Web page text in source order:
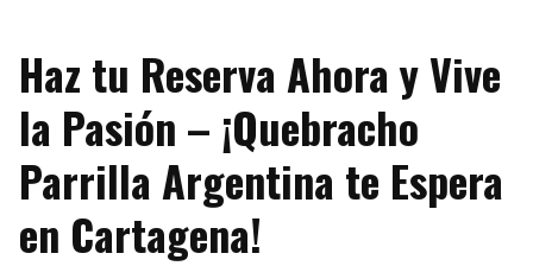
Haz tu Reserva Ahora y Vive
la Pasión – ¡Quebracho
Parrilla Argentina te Espera
en Cartagena!